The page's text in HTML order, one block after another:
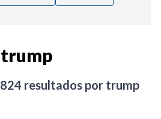
trump
824 resultados por trump